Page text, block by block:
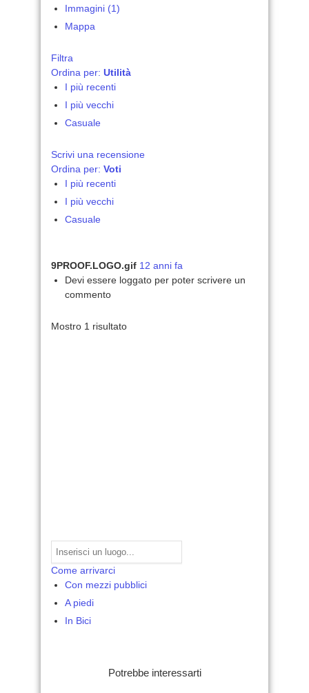
Immagini (1)
Mappa
Filtra
Ordina per: Utilità
I più recenti
I più vecchi
Casuale
Scrivi una recensione
Ordina per: Voti
I più recenti
I più vecchi
Casuale
9PROOF.LOGO.gif 12 anni fa
Devi essere loggato per poter scrivere un
commento
Mostro 1 risultato
Come arrivarci
Con mezzi pubblici
A piedi
In Bici
Potrebbe interessarti